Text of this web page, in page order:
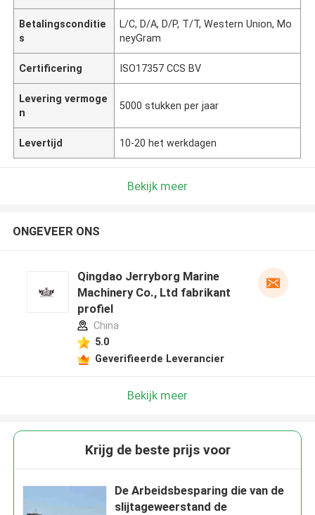
Betalingsconditie
s
L/C, D/A, D/P, T/T, Western Union, Mo
neyGram
Certificering ISO17357 CCS BV
Levering vermoge
n
5000 stukken per jaar
Levertijd 10-20 het werkdagen
Bekijk meer
ONGEVEER ONS
Qingdao Jerryborg Marine
Machinery Co., Ltd fabrikant
profiel
China
5.0
Geverifieerde Leverancier
Bekijk meer
Krijg de beste prijs voor
De Arbeidsbesparing die van de
slijtageweerstand de